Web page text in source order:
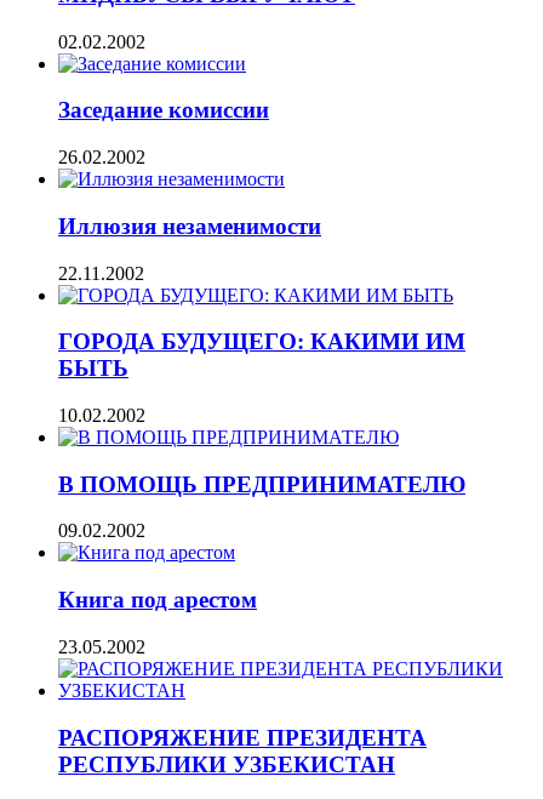
02.02.2002
Заседание комиссии
26.02.2002
Иллюзия незаменимости
22.11.2002
ГОРОДА БУДУЩЕГО: КАКИМИ ИМ
БЫТЬ
10.02.2002
В ПОМОЩЬ ПРЕДПРИНИМАТЕЛЮ
09.02.2002
Книга под арестом
23.05.2002
РАСПОРЯЖЕНИЕ ПРЕЗИДЕНТА
РЕСПУБЛИКИ УЗБЕКИСТАН